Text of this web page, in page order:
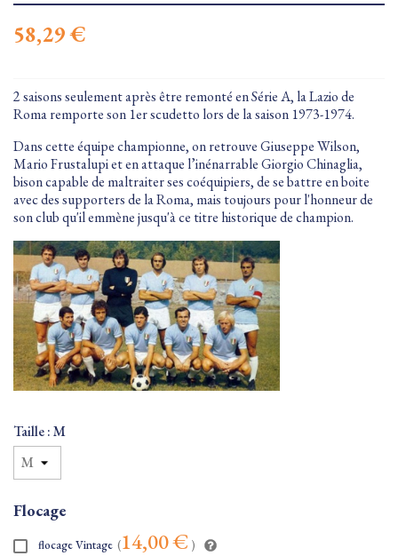
58,29 €
2 saisons seulement après être remonté en Série A, la Lazio de
Roma remporte son 1er scudetto lors de la saison 1973-1974.
Dans cette équipe championne, on retrouve Giuseppe Wilson,
Mario Frustalupi et en attaque l’inénarrable Giorgio Chinaglia,
bison capable de maltraiter ses coéquipiers, de se battre en boite
avec des supporters de la Roma, mais toujours pour l'honneur de
son club qu'il emmène jusqu'à ce titre historique de champion.
Taille : M
Flocage
flocage Vintage (14,00 € )